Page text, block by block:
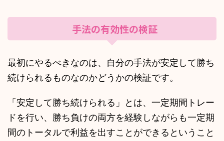
手法の有効性の検証
最初にやるべきなのは、自分の手法が安定して勝ち
続けられるものなのかどうかの検証です。
「安定して勝ち続けられる」とは、一定期間トレー
ドを行い、勝ち負けの両方を経験しながらも一定期
間のトータルで利益を出すことができるということ